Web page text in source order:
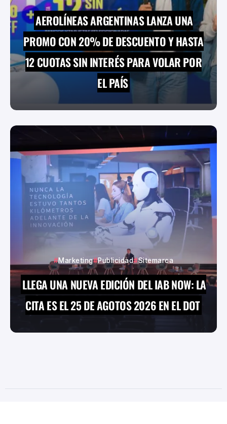
AEROLÍNEAS ARGENTINAS LANZA UNA
PROMO CON 20% DE DESCUENTO Y HASTA
12 CUOTAS SIN INTERÉS PARA VOLAR POR
EL PAÍS
Marketing Publicidad Sitemarca
LLEGA UNA NUEVA EDICIÓN DEL IAB NOW: LA
CITA ES EL 25 DE AGOTOS 2026 EN EL DOT